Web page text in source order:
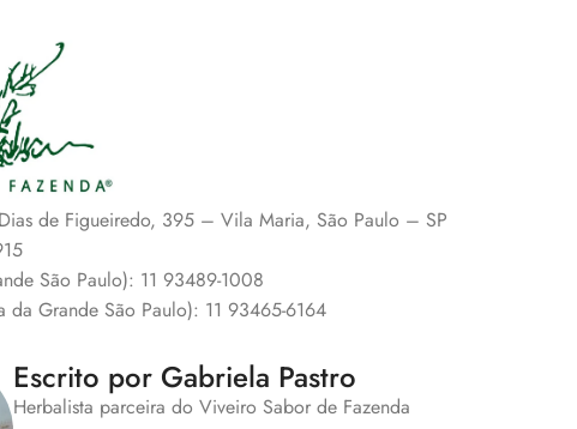
de Figueiredo, 395 – Vila Maria, São Paulo – SP
São Paulo): 11 93489-1008
da Grande São Paulo): 11 93465-6164
Escrito por Gabriela Pastro
Herbalista parceira do Viveiro Sabor de Fazenda